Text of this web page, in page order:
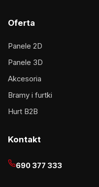
Oferta
Panele 2D
Panele 3D
Akcesoria
Bramy i furtki
Hurt B2B
Kontakt
690 377 333